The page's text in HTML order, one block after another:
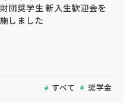
団奨学生 新入生歓迎会を
しました
すべて 奨学金